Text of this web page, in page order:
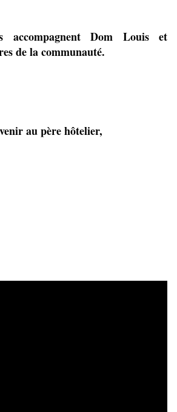
accompagnent Dom Louis et
de la communauté.
au père hôtelier,